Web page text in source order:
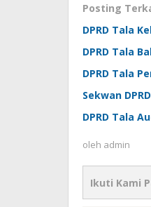
Posting
DPRD Tala
DPRD Tala
DPRD Tala
Sekwan
DPRD Tala
oleh admin
Ikuti Kami